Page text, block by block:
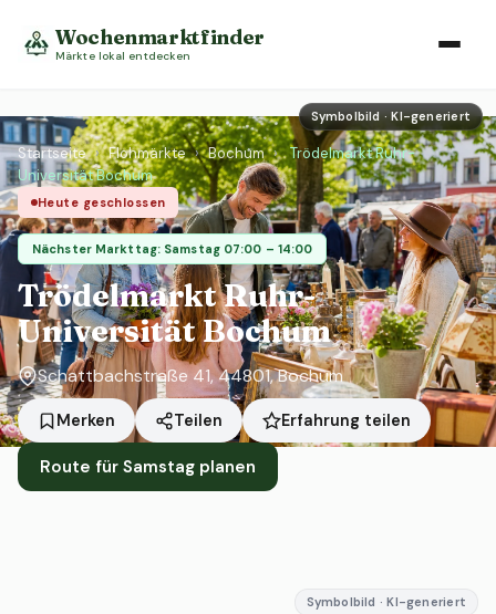
Wochenmarktfinder
Märkte lokal entdecken
Symbolbild · KI-generiert
Startseite › Flohmärkte › Bochum ›
Trödelmarkt Ruhr-
Universität Bochum
Heute geschlossen
Nächster Markttag: Samstag 07:00 – 14:00
Trödelmarkt Ruhr-
Universität Bochum
Schattbachstraße 41, 44801, Bochum
Merken Teilen Erfahrung teilen
Route für Samstag planen
Symbolbild · KI-generiert